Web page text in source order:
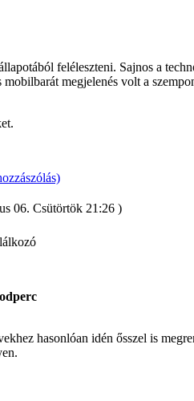
feléleszteni. Sajnos a
mobilbarát megjelenés volt a
06. Csütörtök 21:26 )
hasonlóan idén ősszel is